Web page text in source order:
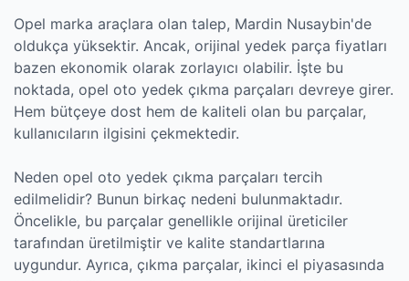
Opel marka araçlara olan talep, Mardin Nusaybin'de
oldukça yüksektir. Ancak, orijinal yedek parça fiyatları
bazen ekonomik olarak zorlayıcı olabilir. İşte bu
noktada, opel oto yedek çıkma parçaları devreye girer.
Hem bütçeye dost hem de kaliteli olan bu parçalar,
kullanıcıların ilgisini çekmektedir.
Neden opel oto yedek çıkma parçaları tercih
edilmelidir? Bunun birkaç nedeni bulunmaktadır.
Öncelikle, bu parçalar genellikle orijinal üreticiler
tarafından üretilmiştir ve kalite standartlarına
uygundur. Ayrıca, çıkma parçalar, ikinci el piyasasında